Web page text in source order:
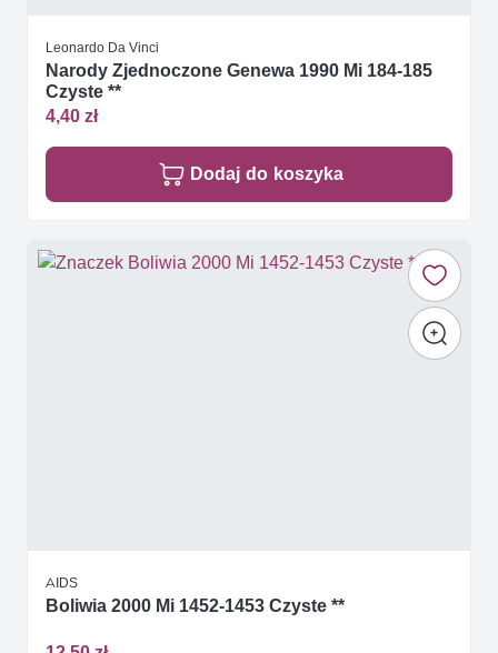
Leonardo Da Vinci
Narody Zjednoczone Genewa 1990 Mi 184-185
Czyste **
4,40 zł
Dodaj do koszyka
AIDS
Boliwia 2000 Mi 1452-1453 Czyste **